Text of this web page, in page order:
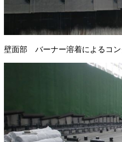
壁面部 バーナー溶着によるコン